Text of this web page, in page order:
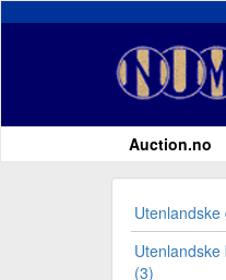
Auction.no
(3)